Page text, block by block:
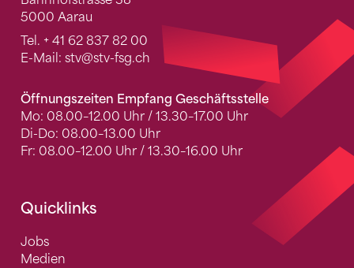
5000 Aarau
Tel. + 41 62 837 82 00
E-Mail: stv@stv-fsg.ch
Öffnungszeiten Empfang Geschäftsstelle
Mo: 08.00–12.00 Uhr / 13.30–17.00 Uhr
Di-Do: 08.00–13.00 Uhr
Fr: 08.00–12.00 Uhr / 13.30–16.00 Uhr
Quicklinks
Jobs
Medien